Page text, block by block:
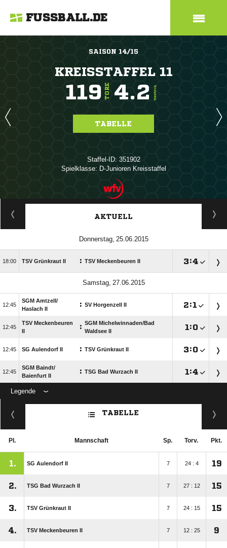
FUSSBALL.DE
SAISON 14/15
KREISSTAFFEL 11
119 TORE 4.2 TORE/SPIEL
TABELLE
Staffel-ID: 351902
Spielklasse: D-Junioren Kreisstaffel
ANZEIGE
AKTUELL
 
 TSV Grünkraut II : TSV Meckenbeuren II :
 

SGM Amtzell/​
Haslach II
: SV Horgenzell II :

TSV Meckenbeuren
II
: SGM Michelwinnaden/​Bad
Waldsee II
 :
 SG Aulendorf II : TSV Grünkraut II :

SGM Baindt/​
Baienfurt II
: TSG Bad Wurzach II  :
Legende
ANZEIGE
TABELLE
Pl. Mannschaft Sp. Torv. Pkt.
1. SG Aulendorf II 7 24 : 4 19
2. TSG Bad Wurzach II 7 27 : 12 15
3. TSV Grünkraut II 7 24 : 15 15
4. TSV Meckenbeuren II 7 12 : 25 9